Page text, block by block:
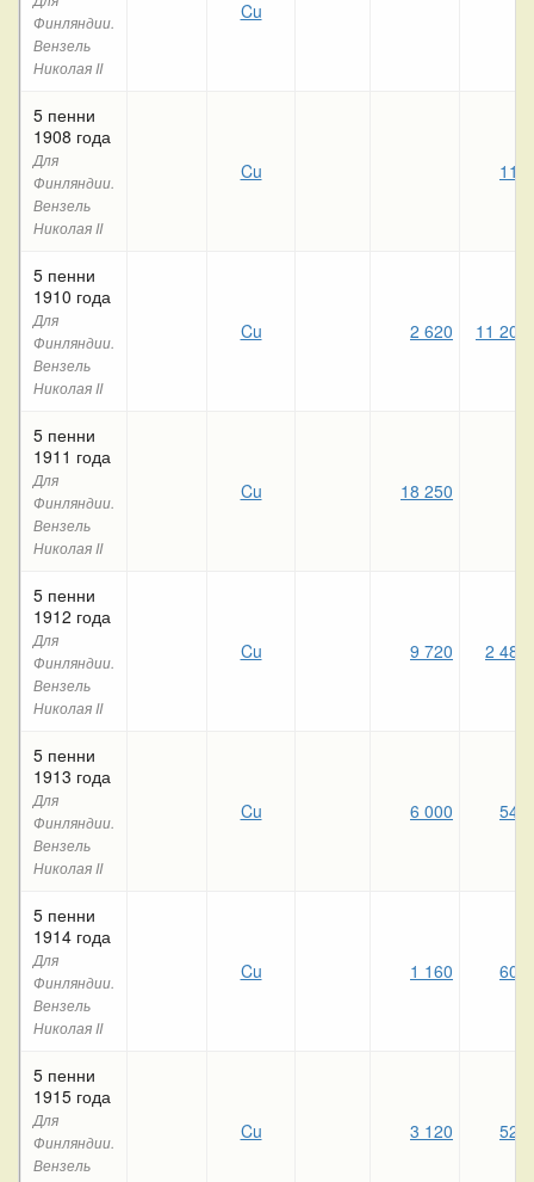
Финляндии.
Вензель
Николая II
Cu
5 пенни
1908 года
Для
Финляндии.
Вензель
Николая II
Cu 110
5 пенни
1910 года
Для
Финляндии.
Вензель
Николая II
Cu 2 620 11 200
5 пенни
1911 года
Для
Финляндии.
Вензель
Николая II
Cu 18 250
5 пенни
1912 года
Для
Финляндии.
Вензель
Николая II
Cu 9 720 2 480
5 пенни
1913 года
Для
Финляндии.
Вензель
Николая II
Cu 6 000 540
5 пенни
1914 года
Для
Финляндии.
Вензель
Николая II
Cu 1 160 600
5 пенни
1915 года
Для
Финляндии.
Вензель
Cu 3 120 520